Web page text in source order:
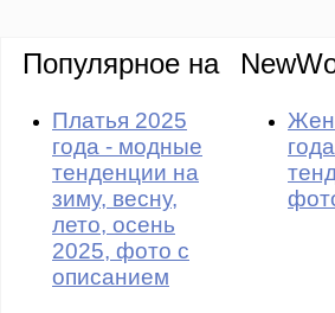
Популярное на
Платья 2025
года - модные
тенденции на
зиму, весну,
лето, осень
2025, фото с
описанием